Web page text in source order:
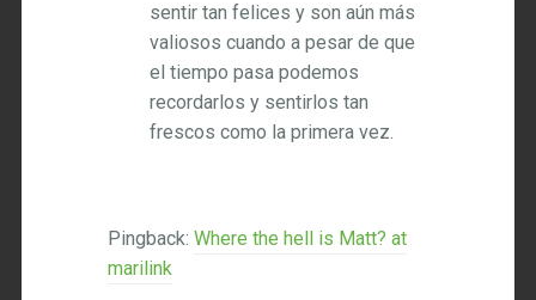
sentir tan felices y son aún más
valiosos cuando a pesar de que
el tiempo pasa podemos
recordarlos y sentirlos tan
frescos como la primera vez.
Pingback:Where the hell is Matt? at
marilink